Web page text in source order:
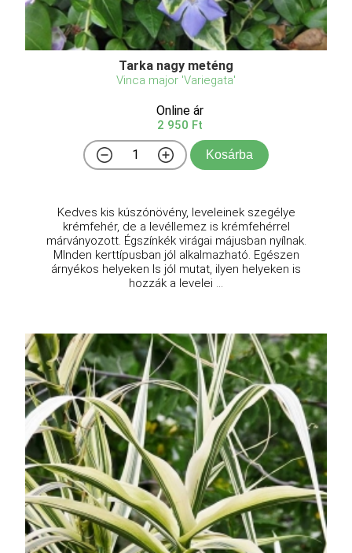
Tarka nagy meténg
Vinca major 'Variegata'
Online ár
2 950 Ft
Kosárba
Kedves kis kúszónövény, leveleinek szegélye
krémfehér, de a levéllemez is krémfehérrel
márványozott. Égszínkék virágai májusban nyílnak.
MInden kerttípusban jól alkalmazható. Egészen
árnyékos helyeken ls jól mutat, ilyen helyeken is
hozzák a levelei ...